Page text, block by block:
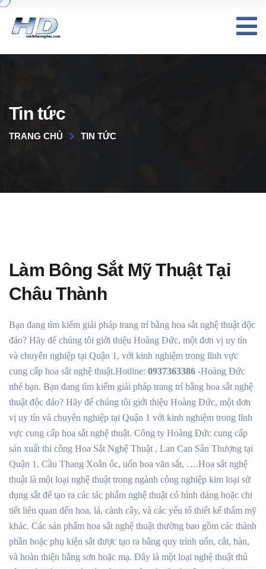
Tin tức
TRANG CHỦ TIN TỨC
Làm Bông Sắt Mỹ Thuật Tại
Châu Thành
Bạn đang tìm kiếm giải pháp trang trí bằng hoa sắt nghệ thuật độc
đáo? Hãy để chúng tôi giới thiệu Hoàng Đức, một đơn vị uy tín
và chuyên nghiệp tại Quận 1, với kinh nghiệm trong lĩnh vực
cung cấp hoa sắt nghệ thuật.Hotline: 0937363386 -Hoàng Đức
nhé bạn. Bạn đang tìm kiếm giải pháp trang trí bằng hoa sắt nghệ
thuật độc đáo? Hãy để chúng tôi giới thiệu Hoàng Đức, một đơn
vị uy tín và chuyên nghiệp tại Quận 1 với kinh nghiệm trong lĩnh
vực cung cấp hoa sắt nghệ thuật. Công ty Hoàng Đức cung cấp
sản xuất thi công Hoa Sắt Nghệ Thuật , Lan Can Sân Thượng tại
Quận 1, Cầu Thang Xoắn ốc, uốn hoa văn sắt, ….Hoa sắt nghệ
thuật là một loại nghệ thuật trong ngành công nghiệp kim loại sử
dụng sắt để tạo ra các tác phẩm nghệ thuật có hình dáng hoặc chi
tiết liên quan đến hoa, lá, cành cây, và các yếu tố thiết kế thẩm mỹ
khác. Các sản phẩm hoa sắt nghệ thuật thường bao gồm các thành
phần hoặc phụ kiện sắt được tạo ra bằng quy trình uốn, cắt, hàn,
và hoàn thiện bằng sơn hoặc mạ. Đây là một loại nghệ thuật thủ